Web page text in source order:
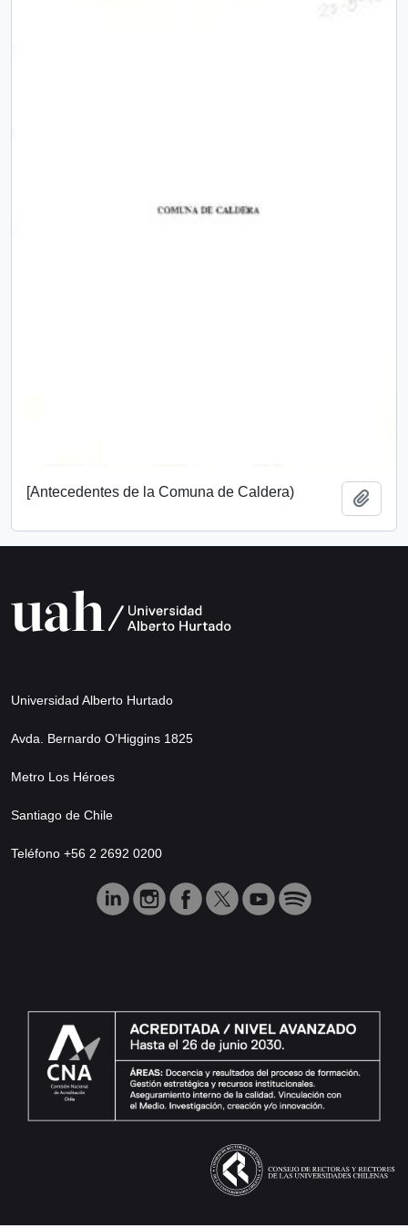
[Antecedentes de la Comuna de Caldera)
Universidad Alberto Hurtado
Avda. Bernardo O’Higgins 1825
Metro Los Héroes
Santiago de Chile
Teléfono +56 2 2692 0200